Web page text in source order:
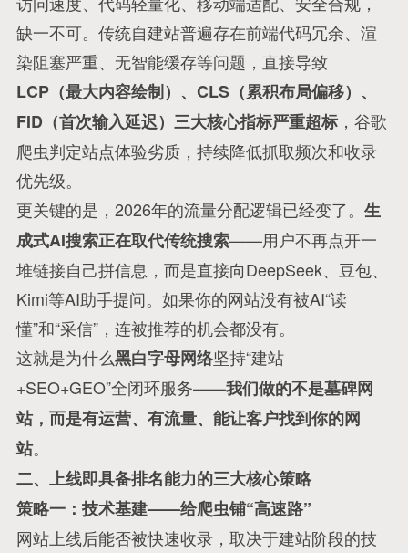
缺一不可。传统自建站普遍存在前端代码冗余、渲
染阻塞严重、无智能缓存等问题，直接导致
LCP（最大内容绘制）、CLS（累积布局偏移）、
FID（首次输入延迟）三大核心指标严重超标，谷歌
爬虫判定站点体验劣质，持续降低抓取频次和收录
优先级。
更关键的是，2026年的流量分配逻辑已经变了。 生
成式AI搜索正在取代传统搜索——用户不再点开一
堆链接自己拼信息，而是直接向DeepSeek、豆包、
Kimi等AI助手提问。如果你的网站没有被AI“读
懂”和“采信”，连被推荐的机会都没有。
这就是为什么黑白字母网络坚持“建站
+SEO+GEO”全闭环服务——我们做的不是墓碑网
站，而是有运营、有流量、能让客户找到你的网
站。
二、上线即具备排名能力的三大核心策略
策略一：技术基建——给爬虫铺“高速路”
网站上线后能否被快速收录，取决于建站阶段的技